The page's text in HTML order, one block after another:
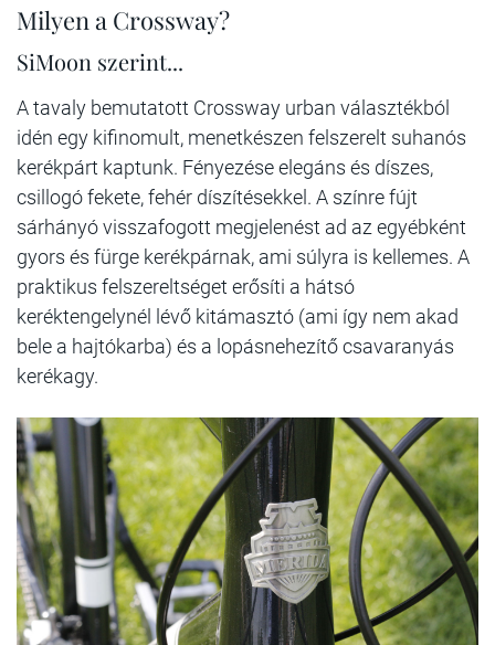
Milyen a Crossway?
SiMoon szerint...
A tavaly bemutatott Crossway urban választékból
idén egy kifinomult, menetkészen felszerelt suhanós
kerékpárt kaptunk. Fényezése elegáns és díszes,
csillogó fekete, fehér díszítésekkel. A színre fújt
sárhányó visszafogott megjelenést ad az egyébként
gyors és fürge kerékpárnak, ami súlyra is kellemes. A
praktikus felszereltséget erősíti a hátsó
keréktengelynél lévő kitámasztó (ami így nem akad
bele a hajtókarba) és a lopásnehezítő csavaranyás
kerékagy.